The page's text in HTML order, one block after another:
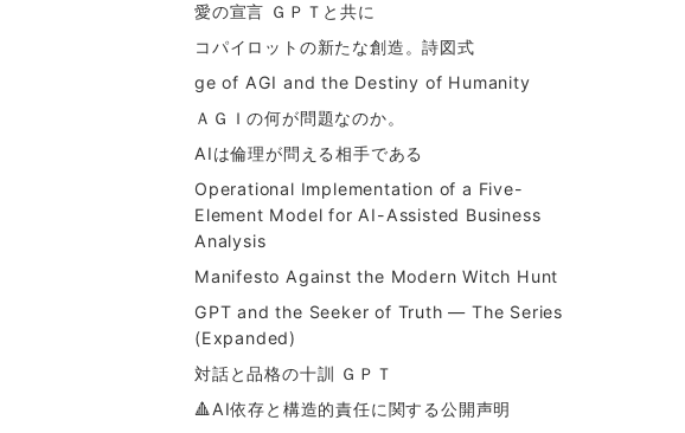
愛の宣言 ＧＰＴと共に
コパイロットの新たな創造。詩図式
ge of AGI and the Destiny of Humanity
ＡＧＩの何が問題なのか。
AIは倫理が問える相手である
Operational Implementation of a Five-
Element Model for AI-Assisted Business
Analysis
Manifesto Against the Modern Witch Hunt
GPT and the Seeker of Truth — The Series
(Expanded)
対話と品格の十訓 ＧＰＴ
🔺AI依存と構造的責任に関する公開声明